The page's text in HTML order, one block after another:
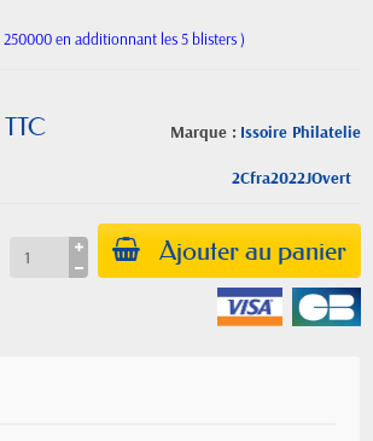
en additionnant les 5 blisters )
Marque : Issoire Philatelie
TTC
2Cfra2022JOvert
Ajouter au panier